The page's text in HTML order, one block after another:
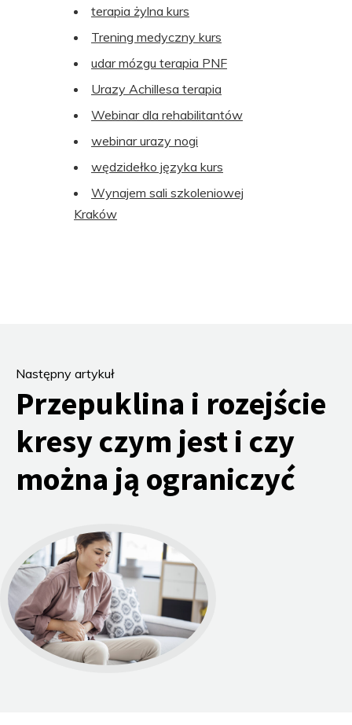
terapia żylna kurs
Trening medyczny kurs
udar mózgu terapia PNF
Urazy Achillesa terapia
Webinar dla rehabilitantów
webinar urazy nogi
wędzidełko języka kurs
Wynajem sali szkoleniowej
Kraków
Następny artykuł
Przepuklina i rozejście
kresy czym jest i czy
można ją ograniczyć